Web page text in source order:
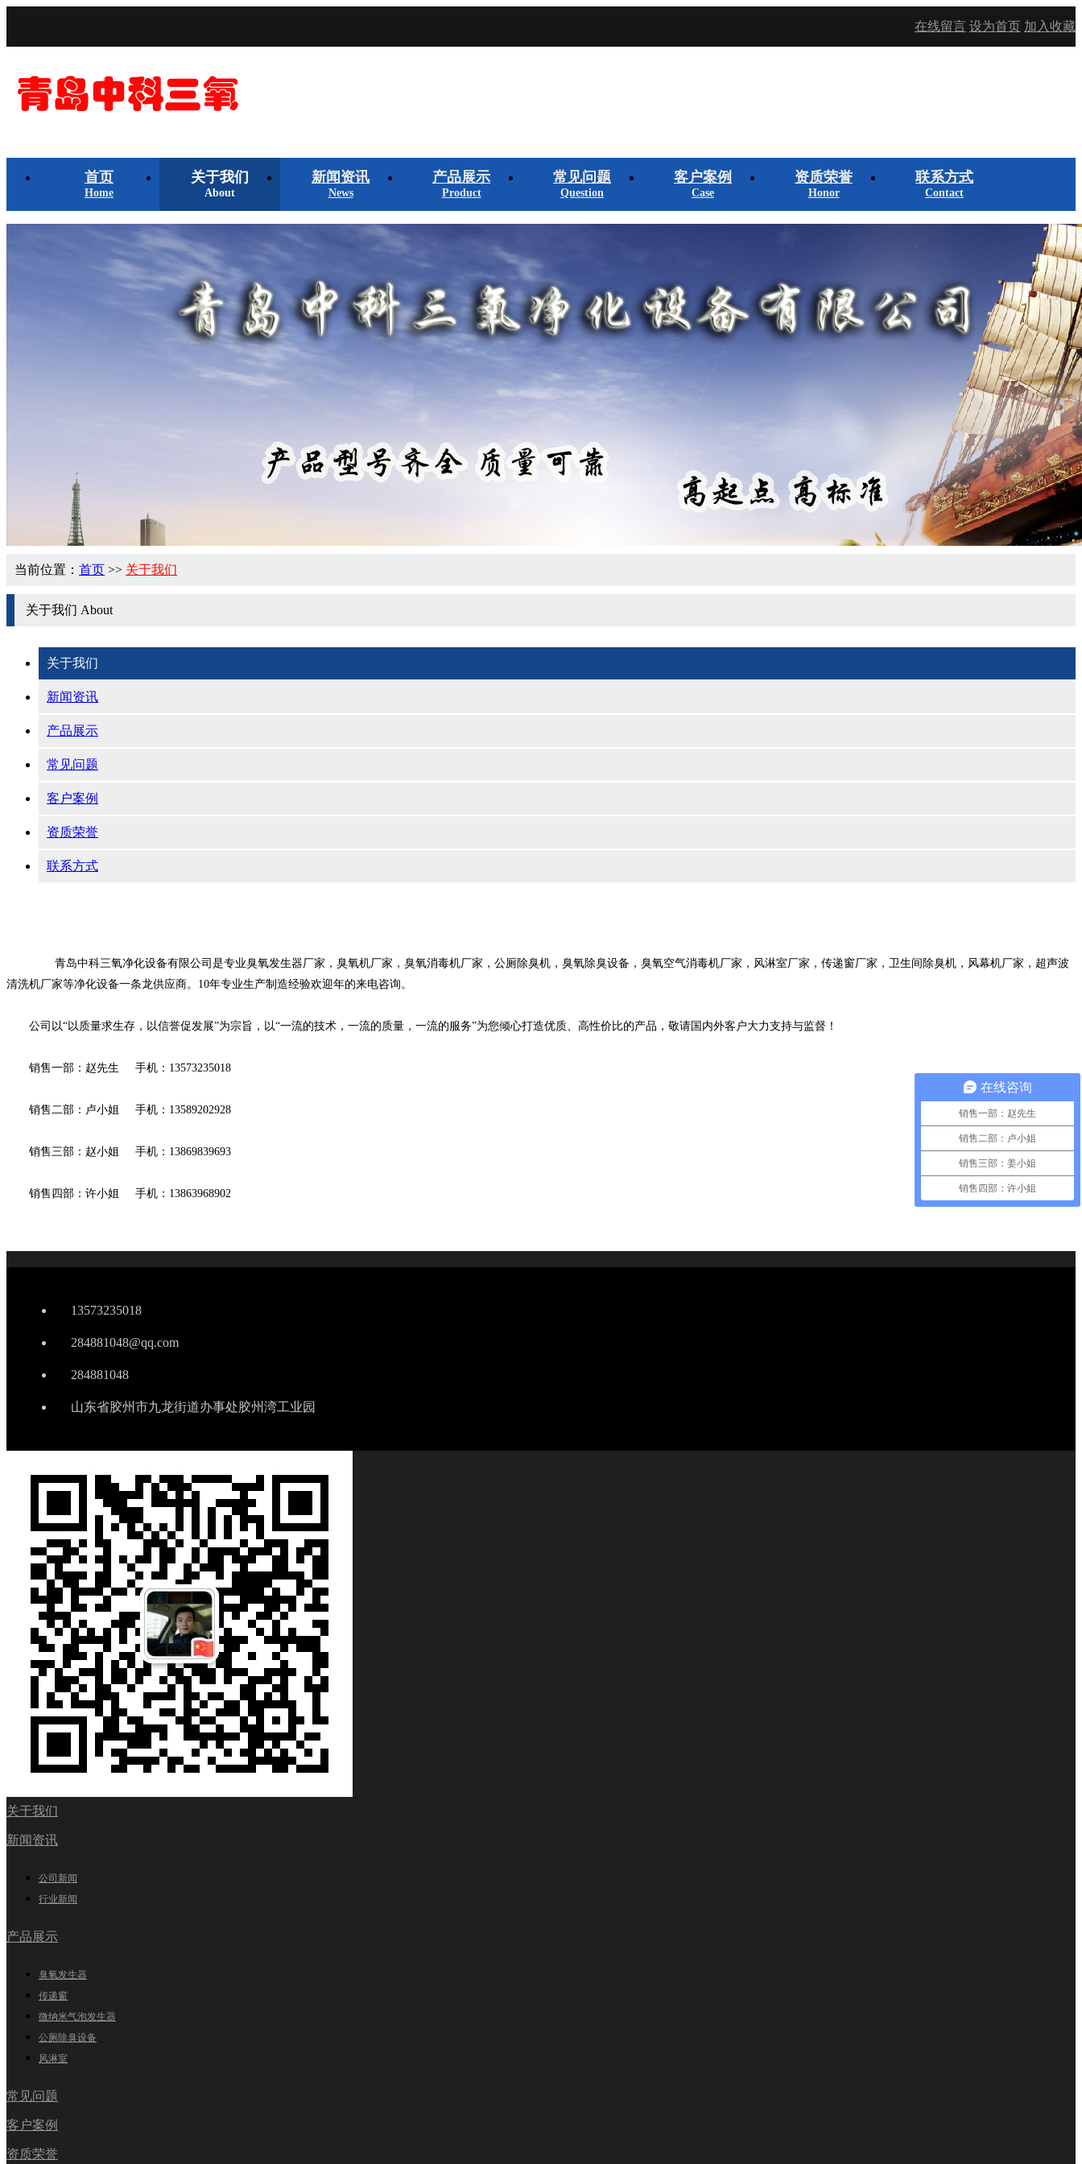
在线留言 设为首页 加入收藏
首页
Home
关于我们
About
新闻资讯
News
产品展示
Product
常见问题
Question
客户案例
Case
资质荣誉
Honor
联系方式
Contact
当前位置： 首页 >> 关于我们
关于我们 About
关于我们
新闻资讯
产品展示
常见问题
客户案例
资质荣誉
联系方式
青岛中科三氧净化设备有限公司是专业臭氧发生器厂家，臭氧机厂家，臭氧消毒机厂家，公厕除臭机，臭氧除臭设备，臭氧空气消毒机厂家，风淋室厂家，传递窗厂家，卫生间除臭机，风幕机厂家，超声波
清洗机厂家等净化设备一条龙供应商。10年专业生产制造经验欢迎年的来电咨询。
公司以“以质量求生存，以信誉促发展”为宗旨，以“一流的技术，一流的质量，一流的服务”为您倾心打造优质、高性价比的产品，敬请国内外客户大力支持与监督！
销售一部：赵先生 手机：13573235018
销售二部：卢小姐 手机：13589202928
销售三部：赵小姐 手机：13869839693
销售四部：许小姐 手机：13863968902
13573235018
284881048@qq.com
284881048
山东省胶州市九龙街道办事处胶州湾工业园
关于我们
新闻资讯
公司新闻
行业新闻
产品展示
臭氧发生器
传递窗
微纳米气泡发生器
公厕除臭设备
风淋室
常见问题
客户案例
资质荣誉
在线咨询
销售一部：赵先生
销售二部：卢小姐
销售三部：姜小姐
销售四部：许小姐